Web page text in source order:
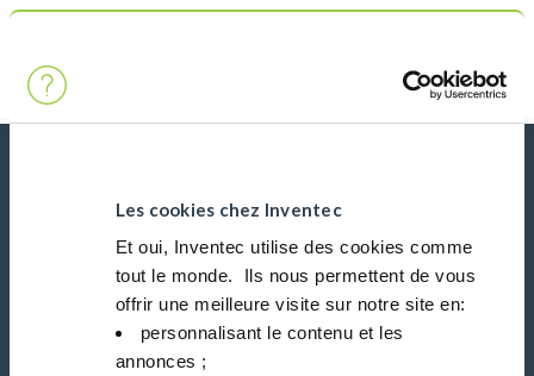
Les cookies chez Inventec
Et oui, Inventec utilise des cookies comme
tout le monde. ​ Ils nous permettent de vous
offrir une meilleure visite sur notre site en:​
personnalisant le contenu et les
annonces ;​
Main Navigation Chercher
Restez connecté avec notre newsletter!
Please leave